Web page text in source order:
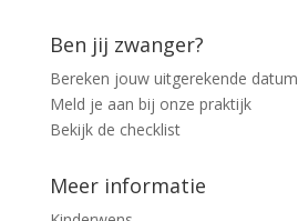
Ben jij zwanger?
Bereken jouw uitgerekende datum
Meld je aan bij onze praktijk
Bekijk de checklist
Meer informatie